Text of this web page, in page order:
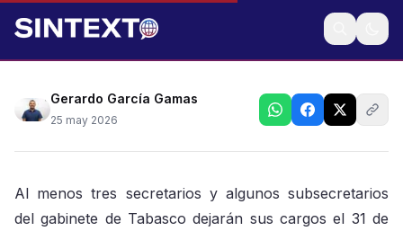
Confirma gobernador Javier May renuncias de
funcionarios a fin de mes para buscar candidaturas
Gerardo García Gamas
25 may 2026
Al menos tres secretarios y algunos subsecretarios
del gabinete de Tabasco dejarán sus cargos el 31 de